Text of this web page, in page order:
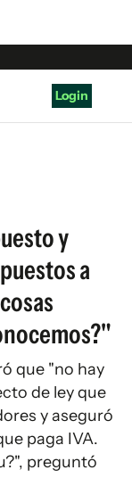
Login
y
a
que "no hay
de ley que
y aseguró
paga IVA.
preguntó